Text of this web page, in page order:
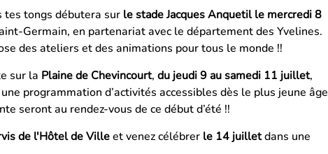
tes tongs débutera sur le stade Jacques Anquetil le mercredi 8
Germain, en partenariat avec le département des Yvelines.
des ateliers et des animations pour tous le monde !!
sur la Plaine de Chevincourt, du jeudi 9 au samedi 11 juillet,
programmation d’activités accessibles dès le plus jeune âge
seront au rendez-vous de ce début d’été !!
de l'Hôtel de Villeet venez célébrer le 14 juilletdans une